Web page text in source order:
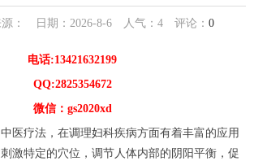
： 日期：2026-8-6 人气： 4评论： 0
电话:13421632199
QQ:2825354672
微信：gs2020xd
医疗法，在调理妇科疾病方面有着丰富的应用
激特定的穴位，调节人体内部的阴阳平衡，促